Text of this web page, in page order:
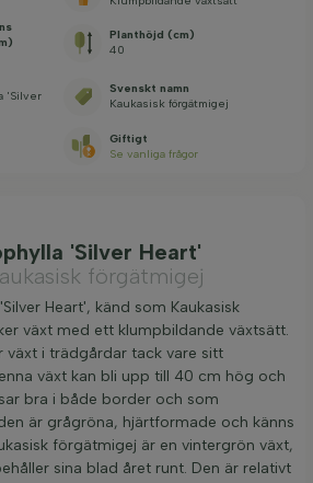
Planthöjd (cm)
40
'Silver
Svenskt namn
Kaukasisk förgätmigej
Giftigt
Se vanliga frågor
'Silver Heart'
förgätmigej
Heart', känd som Kaukasisk
växt med ett klumpbildande växtsätt.
växt i trädgårdar tack vare sitt
växt kan bli upp till 40 cm hög och
bra i både border och som
är grågröna, hjärtformade och känns
förgätmigej är en vintergrön växt,
sina blad året runt. Den är relativt